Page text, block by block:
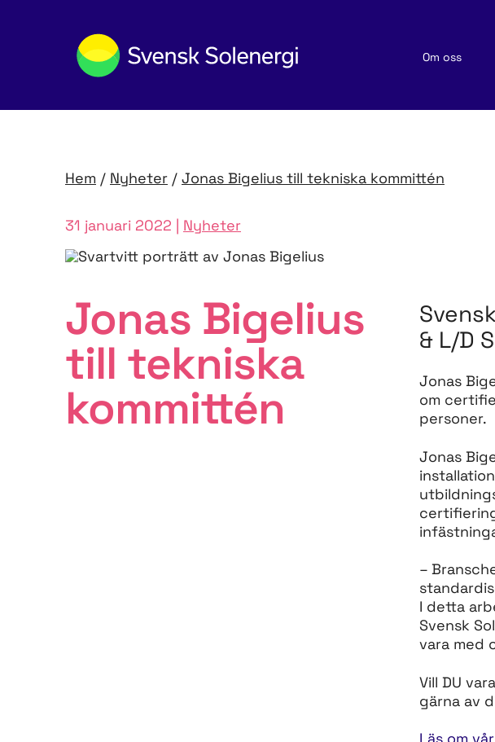
Om oss
Hem / Nyheter / Jonas Bigelius till tekniska kommittén
31 januari 2022 | Nyheter
Jonas Bigelius
till tekniska
kommittén
& L/D
Jonas
om
personer.
Jonas
–
I detta
Svensk
vara med
Vill DU
gärna av